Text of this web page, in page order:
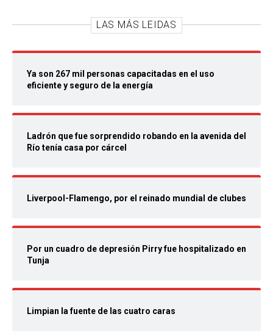
LAS MÁS LEIDAS
Ya son 267 mil personas capacitadas en el uso
eficiente y seguro de la energía
Ladrón que fue sorprendido robando en la avenida del
Río tenía casa por cárcel
Liverpool-Flamengo, por el reinado mundial de clubes
Por un cuadro de depresión Pirry fue hospitalizado en
Tunja
Limpian la fuente de las cuatro caras